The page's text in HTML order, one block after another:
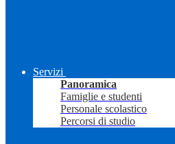
Servizi
Panoramica
Famiglie e studenti
Personale scolastico
Percorsi di studio